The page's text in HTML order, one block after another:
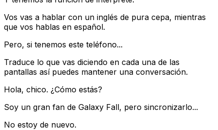
Vos vas a hablar con un inglés de pura cepa, mientras
que vos hablas en español.
Pero, si tenemos este teléfono...
Traduce lo que vas diciendo en cada una de las
pantallas así puedes mantener una conversación.
Hola, chico. ¿Cómo estás?
Soy un gran fan de Galaxy Fall, pero sincronizarlo...
No estoy de nuevo.